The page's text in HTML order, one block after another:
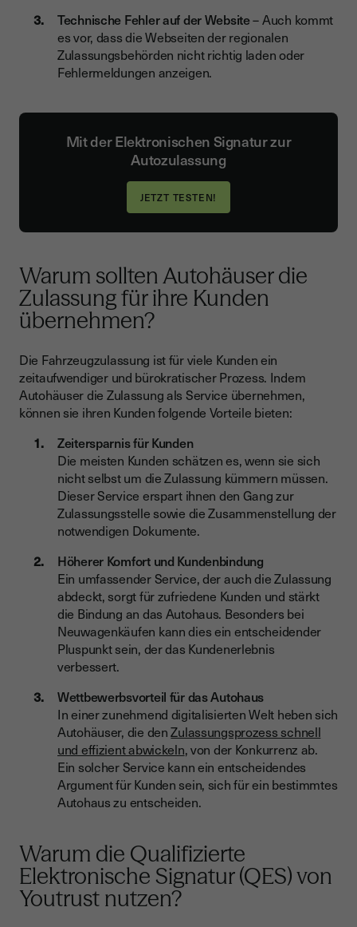
Technische Fehler auf der Website– Auch kommt
es vor, dass die Webseiten der regionalen
Zulassungsbehörden nicht richtig laden oder
Fehlermeldungen anzeigen.
Mit der Elektronischen Signatur zur
Autozulassung
JETZT TESTEN!
Warum sollten Autohäuser die
Zulassung für ihre Kunden
übernehmen?
Die Fahrzeugzulassung ist für viele Kunden ein
zeitaufwendiger und bürokratischer Prozess. Indem
Autohäuser die Zulassung als Service übernehmen,
können sie ihren Kunden folgende Vorteile bieten:
Zeitersparnis für Kunden
Die meisten Kunden schätzen es, wenn sie sich
nicht selbst um die Zulassung kümmern müssen.
Dieser Service erspart ihnen den Gang zur
Zulassungsstelle sowie die Zusammenstellung der
notwendigen Dokumente.
Höherer Komfort und Kundenbindung
Ein umfassender Service, der auch die Zulassung
abdeckt, sorgt für zufriedene Kunden und stärkt
die Bindung an das Autohaus. Besonders bei
Neuwagenkäufen kann dies ein entscheidender
Pluspunkt sein, der das Kundenerlebnis
verbessert.
Wettbewerbsvorteil für das Autohaus
In einer zunehmend digitalisierten Welt heben sich
Autohäuser, die denZulassungsprozess schnell
und effizient abwickeln, von der Konkurrenz ab.
Ein solcher Service kann ein entscheidendes
Argument für Kunden sein, sich für ein bestimmtes
Autohaus zu entscheiden.
Warum die Qualifizierte
Elektronische Signatur (QES) von
Youtrust nutzen?